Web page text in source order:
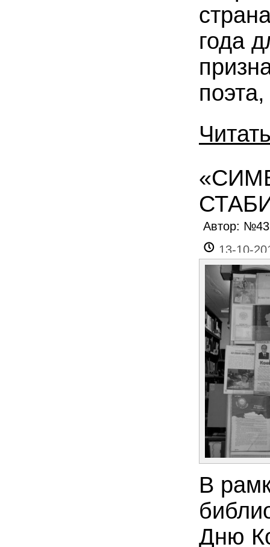
года
Автор:
13-10-
В
Дню